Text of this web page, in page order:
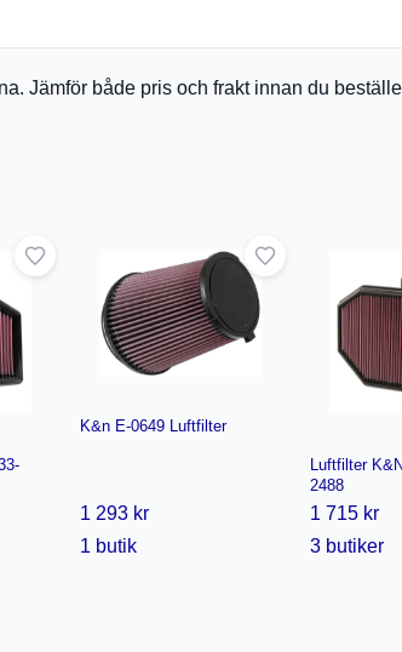
Jämför både pris och frakt innan du
K&n E-0649 Luftfilter
1 293 kr
1 butik
Luftfilter
2488
1 715 kr
3 butiker